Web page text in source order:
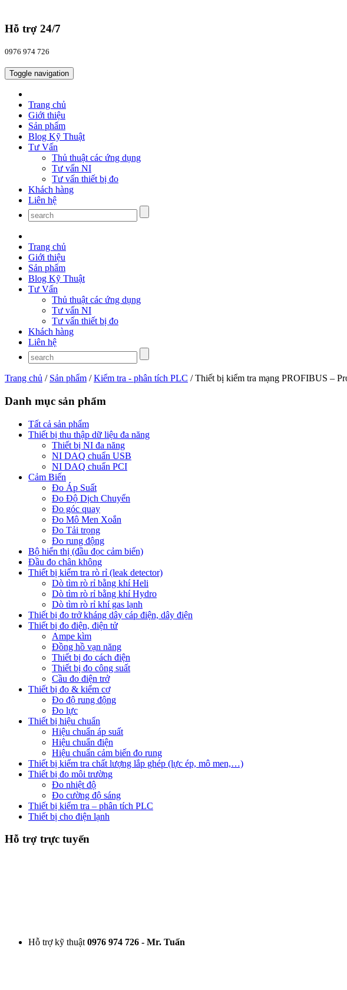
Hỗ trợ 24/7
0976 974 726
Toggle navigation
Trang chủ
Giới thiệu
Sản phẩm
Blog Kỹ Thuật
Tư Vấn
Thủ thuật các ứng dụng
Tư vấn NI
Tư vấn thiết bị đo
Khách hàng
Liên hệ
Trang chủ
Giới thiệu
Sản phẩm
Blog Kỹ Thuật
Tư Vấn
Thủ thuật các ứng dụng
Tư vấn NI
Tư vấn thiết bị đo
Khách hàng
Liên hệ
Trang chủ / Sản phẩm /Kiểm tra - phân tích PLC / Thiết bị kiểm tra mạng PROFIBUS –
Danh mục sản phẩm
Tất cả sản phẩm
Thiết bị thu thập dữ liệu đa năng
Thiết bị NI đa năng
NI DAQ chuẩn USB
NI DAQ chuẩn PCI
Cảm Biến
Đo Áp Suất
Đo Độ Dịch Chuyển
Đo góc quay
Đo Mô Men Xoắn
Đo Tải trọng
Đo rung động
Bộ hiển thị (đầu đọc cảm biến)
Đầu đo chân không
Thiết bị kiểm tra rò rỉ (leak detector)
Dò tìm rò rỉ bằng khí Heli
Dò tìm rò rỉ bằng khí Hydro
Dò tìm rò rỉ khí gas lạnh
Thiết bị đo trở kháng dây cáp điện, dây điện
Thiết bị đo điện, điện tử
Ampe kìm
Đồng hồ vạn năng
Thiết bị đo cách điện
Thiết bị đo công suất
Cầu đo điện trở
Thiết bị đo & kiểm cơ
Đo độ rung động
Đo lực
Thiết bị hiệu chuẩn
Hiệu chuẩn áp suất
Hiệu chuẩn điện
Hiệu chuẩn cảm biến đo rung
Thiết bị kiểm tra chất lượng lắp ghép (lực ép, mô men,…)
Thiết bị đo môi trường
Đo nhiệt độ
Đo cường độ sáng
Thiết bị kiểm tra – phân tích PLC
Thiết bị cho điện lạnh
Hỗ trợ trực tuyến
Hỗ trợ kỹ thuật 0976 974 726 - Mr. Tuấn